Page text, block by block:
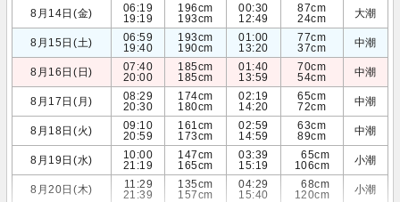
8月14日(金)
06:19
19:19
196cm
193cm
00:30
12:49
87cm
24cm
大潮
8月15日(土)
06:59
19:40
193cm
190cm
01:00
13:20
77cm
37cm
中潮
8月16日(日)
07:40
20:00
185cm
185cm
01:40
13:59
70cm
54cm
中潮
8月17日(月)
08:29
20:30
174cm
180cm
02:19
14:20
65cm
72cm
中潮
8月18日(火)
09:10
20:59
161cm
173cm
02:59
14:59
63cm
89cm
中潮
8月19日(水)
10:00
21:19
147cm
165cm
03:39
15:19
65cm
106cm
小潮
8月20日(木)
11:29
21:39
135cm
157cm
04:29
15:40
68cm
120cm
小潮